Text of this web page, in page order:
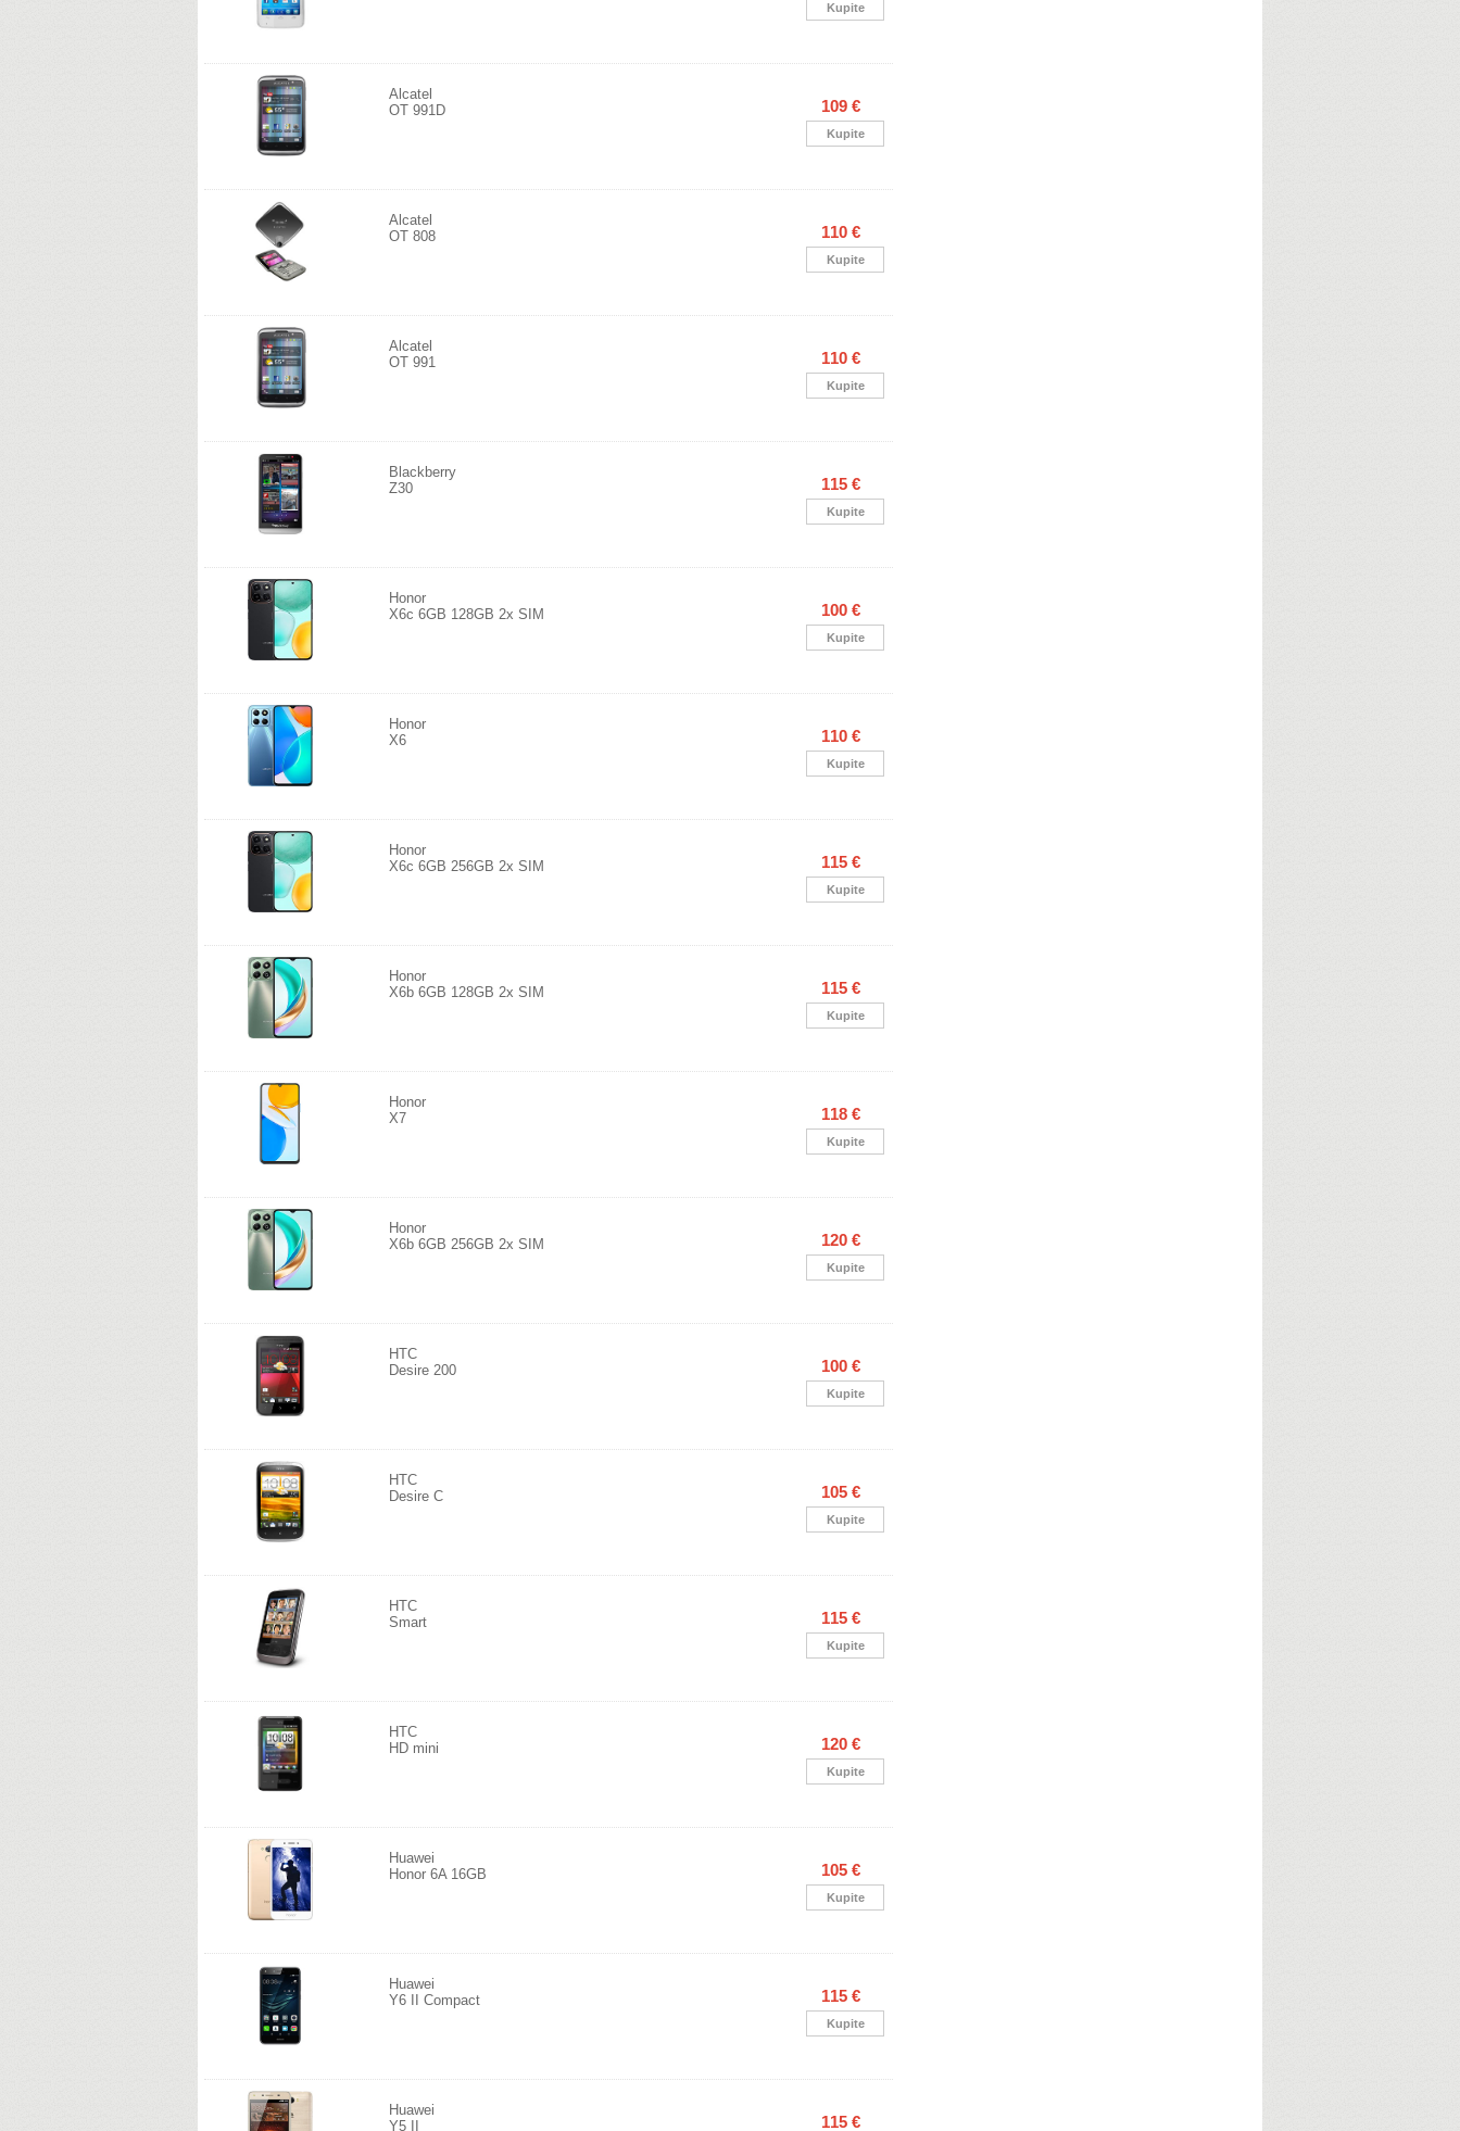
Kupite
Alcatel
OT 991D
109 €
Kupite
Alcatel
OT 808
110 €
Kupite
Alcatel
OT 991
110 €
Kupite
Blackberry
Z30
115 €
Kupite
Honor
X6c 6GB 128GB 2x SIM
100 €
Kupite
Honor
X6
110 €
Kupite
Honor
X6c 6GB 256GB 2x SIM
115 €
Kupite
Honor
X6b 6GB 128GB 2x SIM
115 €
Kupite
Honor
X7
118 €
Kupite
Honor
X6b 6GB 256GB 2x SIM
120 €
Kupite
HTC
Desire 200
100 €
Kupite
HTC
Desire C
105 €
Kupite
HTC
Smart
115 €
Kupite
HTC
HD mini
120 €
Kupite
Huawei
Honor 6A 16GB
105 €
Kupite
Huawei
Y6 II Compact
115 €
Kupite
Huawei
Y5 II
115 €